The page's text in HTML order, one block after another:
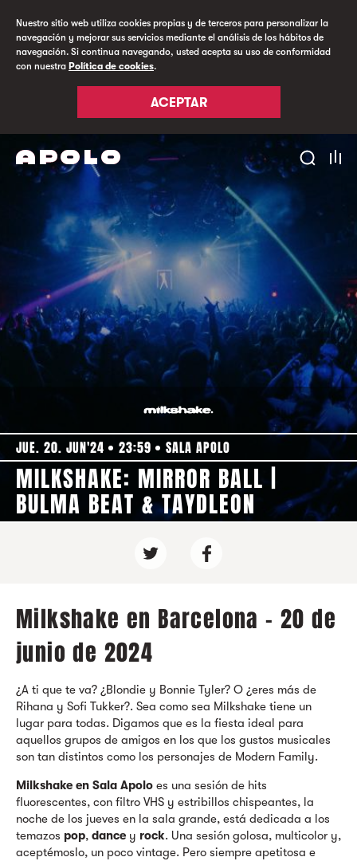
Nuestro sitio web utiliza cookies propias y de terceros para personalizar la
navegación y mejorar sus servicios mediante el análisis de los hábitos de
navegación. Si continua navegando, usted acepta su uso de conformidad
con nuestra Política de cookies.
ACEPTAR
JUE. 20. JUN'24 23:59 SALA APOLO
MILKSHAKE: MIRROR BALL |
BULMA BEAT & TAYDLEON
Milkshake en Barcelona - 20 de
junio de 2024
¿A ti que te va? ¿Blondie y Bonnie Tyler? O ¿eres más de
Rihana y Sofi Tukker?. Sea como sea Milkshake tiene un
lugar para todas. Digamos que es la fiesta ideal para
aquellos grupos de amigos en los que los gustos musicales
son tan distintos como los personajes de Modern Family.
Milkshake en Sala Apolo es una sesión de hits
fluorescentes, con filtro VHS y estribillos chispeantes, la
noche de los jueves en la sala grande, está dedicada a los
temazos pop, dance y rock. Una sesión golosa, multicolor y,
aceptémoslo, un poco vintage. Pero siempre apetitosa e